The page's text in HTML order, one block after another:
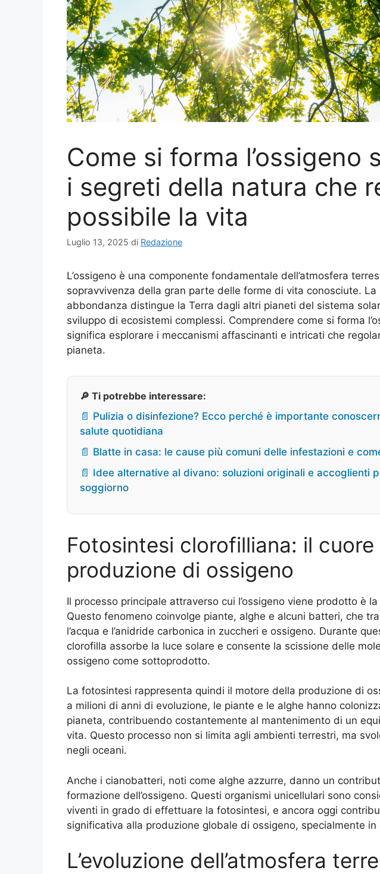
Come si forma l’ossigeno
i segreti della natura che
possibile la vita
Luglio 13, 2025 di Redazione
L’ossigeno è una componente fondamentale dell’atmosfera
sopravvivenza della gran parte delle forme di vita conosciute. La
abbondanza distingue la Terra dagli altri pianeti del sistema
sviluppo di ecosistemi complessi. Comprendere come si forma
significa esplorare i meccanismi affascinanti e intricati che
pianeta.
🔎 Ti potrebbe interessare:
📄 Pulizia o disinfezione? Ecco perché è importante
salute quotidiana
📄 Blatte in casa: le cause più comuni delle infestazioni e
📄 Idee alternative al divano: soluzioni originali e accoglienti
soggiorno
Fotosintesi clorofilliana: il cuore
produzione di ossigeno
Il processo principale attraverso cui l’ossigeno viene prodotto è
Questo fenomeno coinvolge piante, alghe e alcuni batteri, che
l’acqua e l’anidride carbonica in zuccheri e ossigeno. Durante
clorofilla assorbe la luce solare e consente la scissione delle
ossigeno come sottoprodotto.
La fotosintesi rappresenta quindi il motore della produzione di
a milioni di anni di evoluzione, le piante e le alghe hanno
pianeta, contribuendo costantemente al mantenimento di un
vita. Questo processo non si limita agli ambienti terrestri, ma
negli oceani.
Anche i cianobatteri, noti come alghe azzurre, danno un
formazione dell’ossigeno. Questi organismi unicellulari sono
viventi in grado di effettuare la fotosintesi, e ancora oggi
significativa alla produzione globale di ossigeno, specialmente
L’evoluzione dell’atmosfera